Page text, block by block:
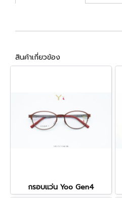
สินค้าเกี่ยวข้อง
กรอบแว่น Yoo Gen4